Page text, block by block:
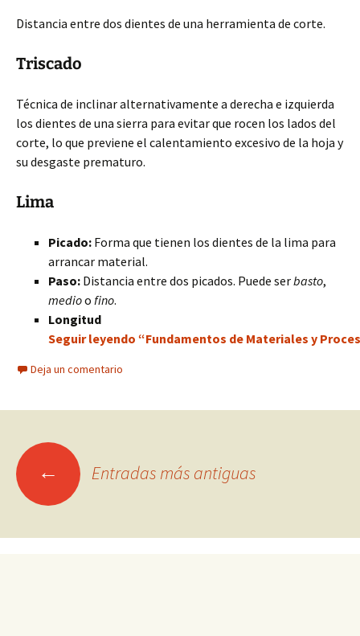
Distancia entre dos dientes de una herramienta de corte.
Triscado
Técnica de inclinar alternativamente a derecha e izquierda
los dientes de una sierra para evitar que rocen los lados del
corte, lo que previene el calentamiento excesivo de la hoja y
su desgaste prematuro.
Lima
Picado: Forma que tienen los dientes de la lima para
arrancar material.
Paso: Distancia entre dos picados. Puede serbasto,
medioo fino.
Longitud
Seguir leyendo “Fundamentos de Materiales y
Deja un comentario
Ir ← Entradas más antiguas